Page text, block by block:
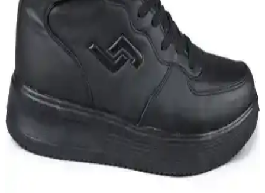
Siyah keten gömlekler, modern görünüm ve konfor sunar, çeşitli
kombinlerle her ortamda şıklık sağlar. Bakımı kolay ve dayanıklıdır,
gardırobunuzun vazgeçilmez parçası olur.
Siyah Keten Gömlek Erkek Kombinasyonları:
Şıklık ve Rahatlık İçin Stil Önerileri
Siyah keten gömlekler, çok yönlü kullanımı ve modern duruşuyla
erkek modasında vazgeçilmez. Günlük ve resmi kombinasyonlar
için stil ipuçları ve aksesuar önerileri burada.
Erkekler İçin Tommy Hilfiger Tişörtleri: Şıklık ve
Konforun Buluşma Noktası
Tommy Hilfiger erkek tişörtleri, kaliteli kumaşlar ve ikonik logo
detaylarıyla günlük ve spor kombinlerinizde şıklık ve rahatlık sunar.